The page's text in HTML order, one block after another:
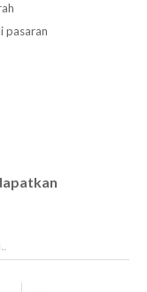
pasaran